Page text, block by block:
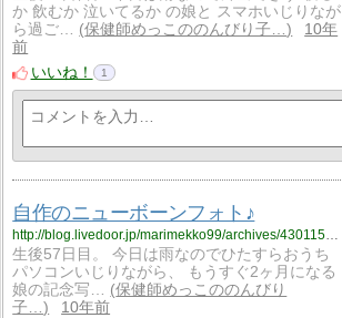
か 飲むか 泣いてるか の娘と スマホいじりなが
ら過ご…
保健師めっこののんびり子…
10年
前
いいね！
1
自作のニューボーンフォト♪
http://blog.livedoor.jp/marimekko99/archives/4301151.html
生後57日目。 今日は雨なのでひたすらおうち
パソコンいじりながら、 もうすぐ2ヶ月になる
娘の記念写…
保健師めっこののんびり
子…
10年前